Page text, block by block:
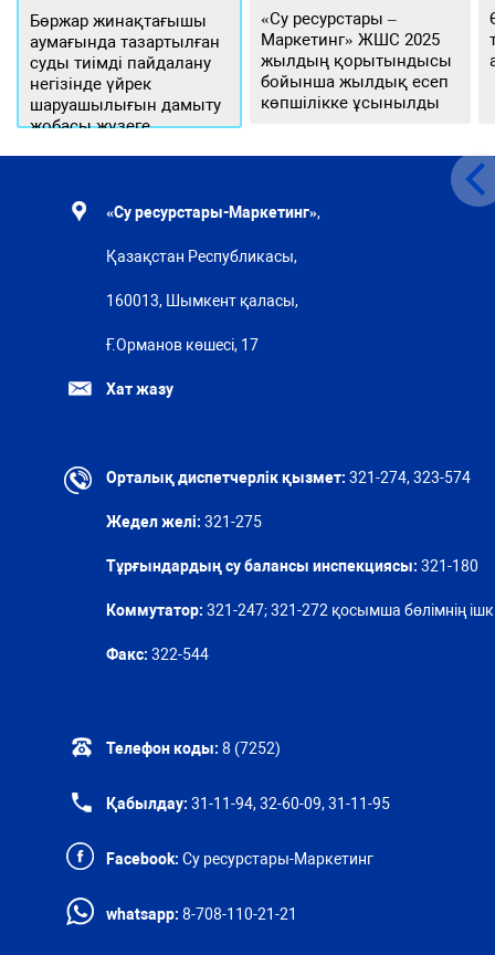
Бөржар жинақтағышы
аумағында тазартылған
суды тиімді пайдалану
негізінде үйрек
шаруашылығын дамыту
жобасы жүзеге
«Су ресурстары –
Маркетинг» ЖШС 2025
жылдың қорытындысы
бойынша жылдық есеп
көпшілікке ұсынылды
«Су ресурстары-Маркетинг»,
Қазақстан Республикасы,
160013, Шымкент қаласы,
Ғ.Орманов көшесі, 17
Хат жазу
Орталық диспетчерлік қызмет: 321-274, 323-574
Жедел желі: 321-275
Тұрғындардың су балансы инспекциясы: 321-180
Коммутатор: 321-247; 321-272 қосымша бөлімнің ішкі
Факс: 322-544
Телефон коды: 8 (7252)
Қабылдау: 31-11-94, 32-60-09, 31-11-95
Facebook: Су ресурстары-Маркетинг
whatsapp: 8-708-110-21-21